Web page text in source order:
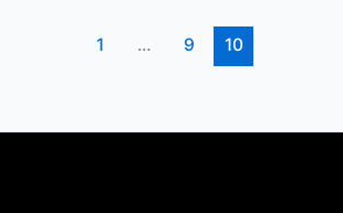
1 … 9 10